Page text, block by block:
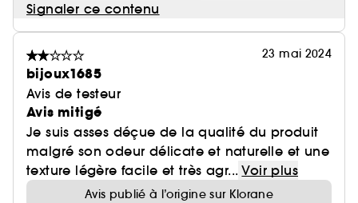
Signaler ce contenu
23 mai 2024
bijoux1685
Avis de testeur
Avis mitigé
Je suis asses déçue de la qualité du produit
malgré son odeur délicate et naturelle et une
texture légère facile et très agr... Voir plus
Avis publié à l’origine sur Klorane